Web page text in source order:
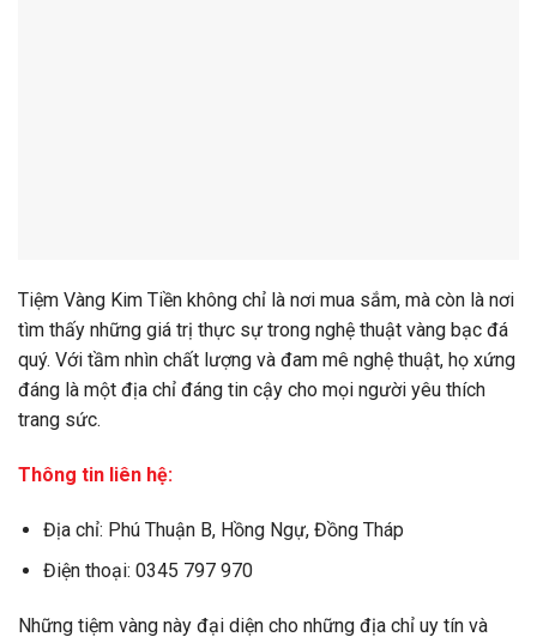
Tiệm Vàng Kim Tiền không chỉ là nơi mua sắm, mà còn là nơi
tìm thấy những giá trị thực sự trong nghệ thuật vàng bạc đá
quý. Với tầm nhìn chất lượng và đam mê nghệ thuật, họ xứng
đáng là một địa chỉ đáng tin cậy cho mọi người yêu thích
trang sức.
Thông tin liên hệ:
Địa chỉ: Phú Thuận B, Hồng Ngự, Đồng Tháp
Điện thoại: 0345 797 970
Những tiệm vàng này đại diện cho những địa chỉ uy tín và